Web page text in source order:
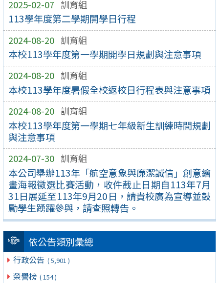
2025-02-07 訓育組
113學年度第二學期開學日行程
2024-08-20 訓育組
本校113學年度第一學期開學日規劃與注意事項
2024-08-20 訓育組
本校113學年度暑假全校返校日行程表與注意事項
2024-08-20 訓育組
本校113學年度第一學期七年級新生訓練時間規劃
與注意事項
2024-07-30 訓育組
本公司舉辦113年「航空意象與廉潔誠信」創意繪
畫海報徵選比賽活動，收件截止日期自113年7月
31日展延至113年9月20日，請貴校廣為宣導並鼓
勵學生踴躍參與，請查照轉告。
依公告類別彙總
行政公告 ( 5,901 )
榮譽榜 ( 154 )